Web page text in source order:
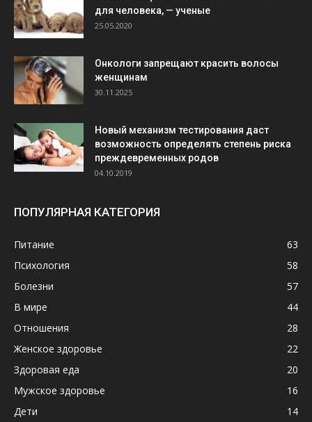
для человека, — ученые
25.05.2020
Онкологи запрещают красить волосы
женщинам
30.11.2025
Новый механизм тестирования даст
возможность определять степень риска
преждевременных родов
04.10.2019
ПОПУЛЯРНАЯ КАТЕГОРИЯ
Питание
63
Психология
58
Болезни
57
В мире
44
Отношения
28
Женское здоровье
22
Здоровая еда
20
Мужское здоровье
16
Дети
14